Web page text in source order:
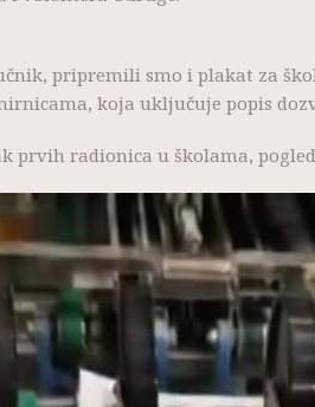
pripremili smo i plakat za
koja uključuje popis
prvih radionica u školama,